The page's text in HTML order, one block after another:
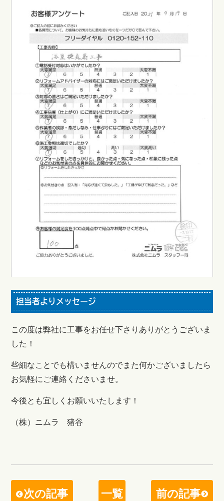
担当者よりメッセージ
この度は弊社に工事をお任せ下さりありがとうございま
した！
些細なことでも構いませんのでまた何かございましたら
お気軽にご連絡くださいませ。
今後とも宜しくお願いいたします！
（株）ニムラ 猪谷
次の記事 一覧 前の記事